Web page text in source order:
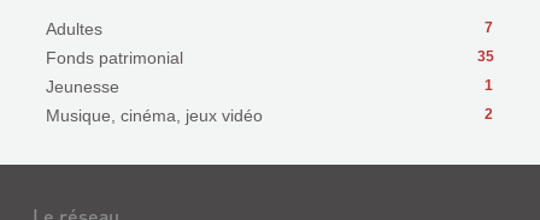
7
Adultes
35
Fonds patrimonial
1
Jeunesse
2
Musique, cinéma, jeux vidéo